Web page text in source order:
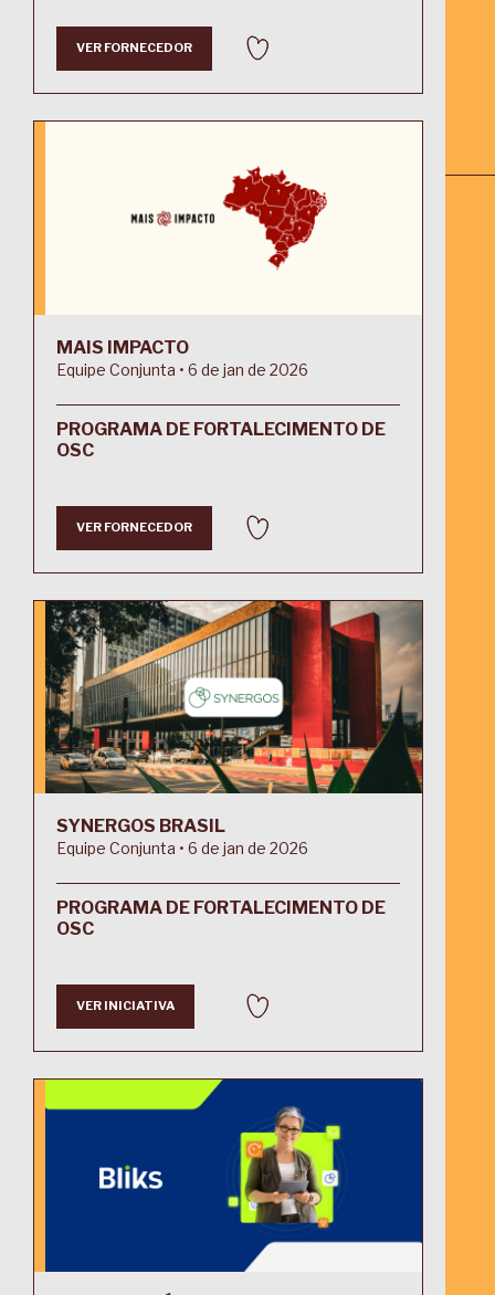
VER FORNECEDOR
MAIS IMPACTO
Equipe Conjunta • 6 de jan de 2026
PROGRAMA DE FORTALECIMENTO DE
OSC
VER FORNECEDOR
SYNERGOS BRASIL
Equipe Conjunta • 6 de jan de 2026
PROGRAMA DE FORTALECIMENTO DE
OSC
VER INICIATIVA